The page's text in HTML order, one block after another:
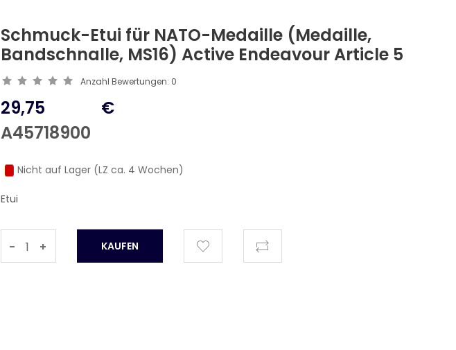
Schmuck-Etui für NATO-Medaille (Medaille,
Bandschnalle, MS16) Active Endeavour Article 5
Anzahl Bewertungen: 0
29,75
A45718900
€
Nicht auf Lager (LZ ca. 4 Wochen)
Etui
- +